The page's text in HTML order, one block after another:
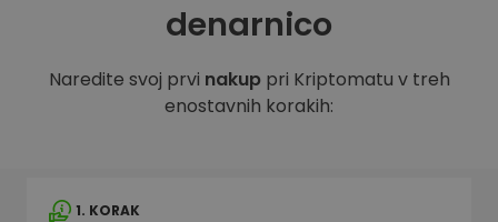
denarnico
Naredite svoj prvi nakuppri Kriptomatu v treh
enostavnih korakih:
1. KORAK